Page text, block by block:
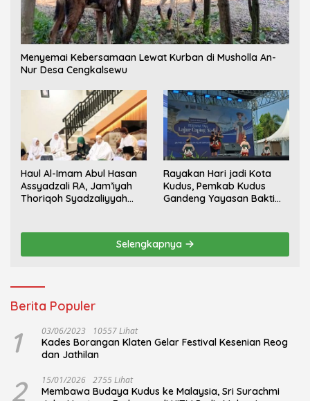
Menyemai Kebersamaan Lewat Kurban di Musholla An-
Nur Desa Cengkalsewu
Haul Al-Imam Abul Hasan
Assyadzali RA, Jam’iyah
Thoriqoh Syadzaliyyah
Rayakan Hari jadi Kota
Kudus, Pemkab Kudus
Gandeng Yayasan Bakti
Selengkapnya
Berita Populer
1 03/06/2023 10557 Lihat
Kades Borangan Klaten Gelar Festival Kesenian Reog
dan Jathilan
2 15/01/2026 2755 Lihat
Membawa Budaya Kudus ke Malaysia, Sri Surachmi